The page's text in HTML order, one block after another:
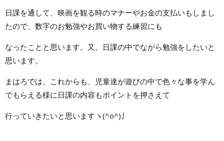
日課を通して、映画を観る時のマナーやお金の支払いもしまし
たので、数字のお勉強やお買い物する練習にも
なったことと思います。又、日課の中でながら勉強をしたいと
思います。
まはろでは、これからも、児童達が遊びの中で色々な事を学ん
でもらえる様に日課の内容もポイントを押さえて
行っていきたいと思いますヽ(^o^)丿